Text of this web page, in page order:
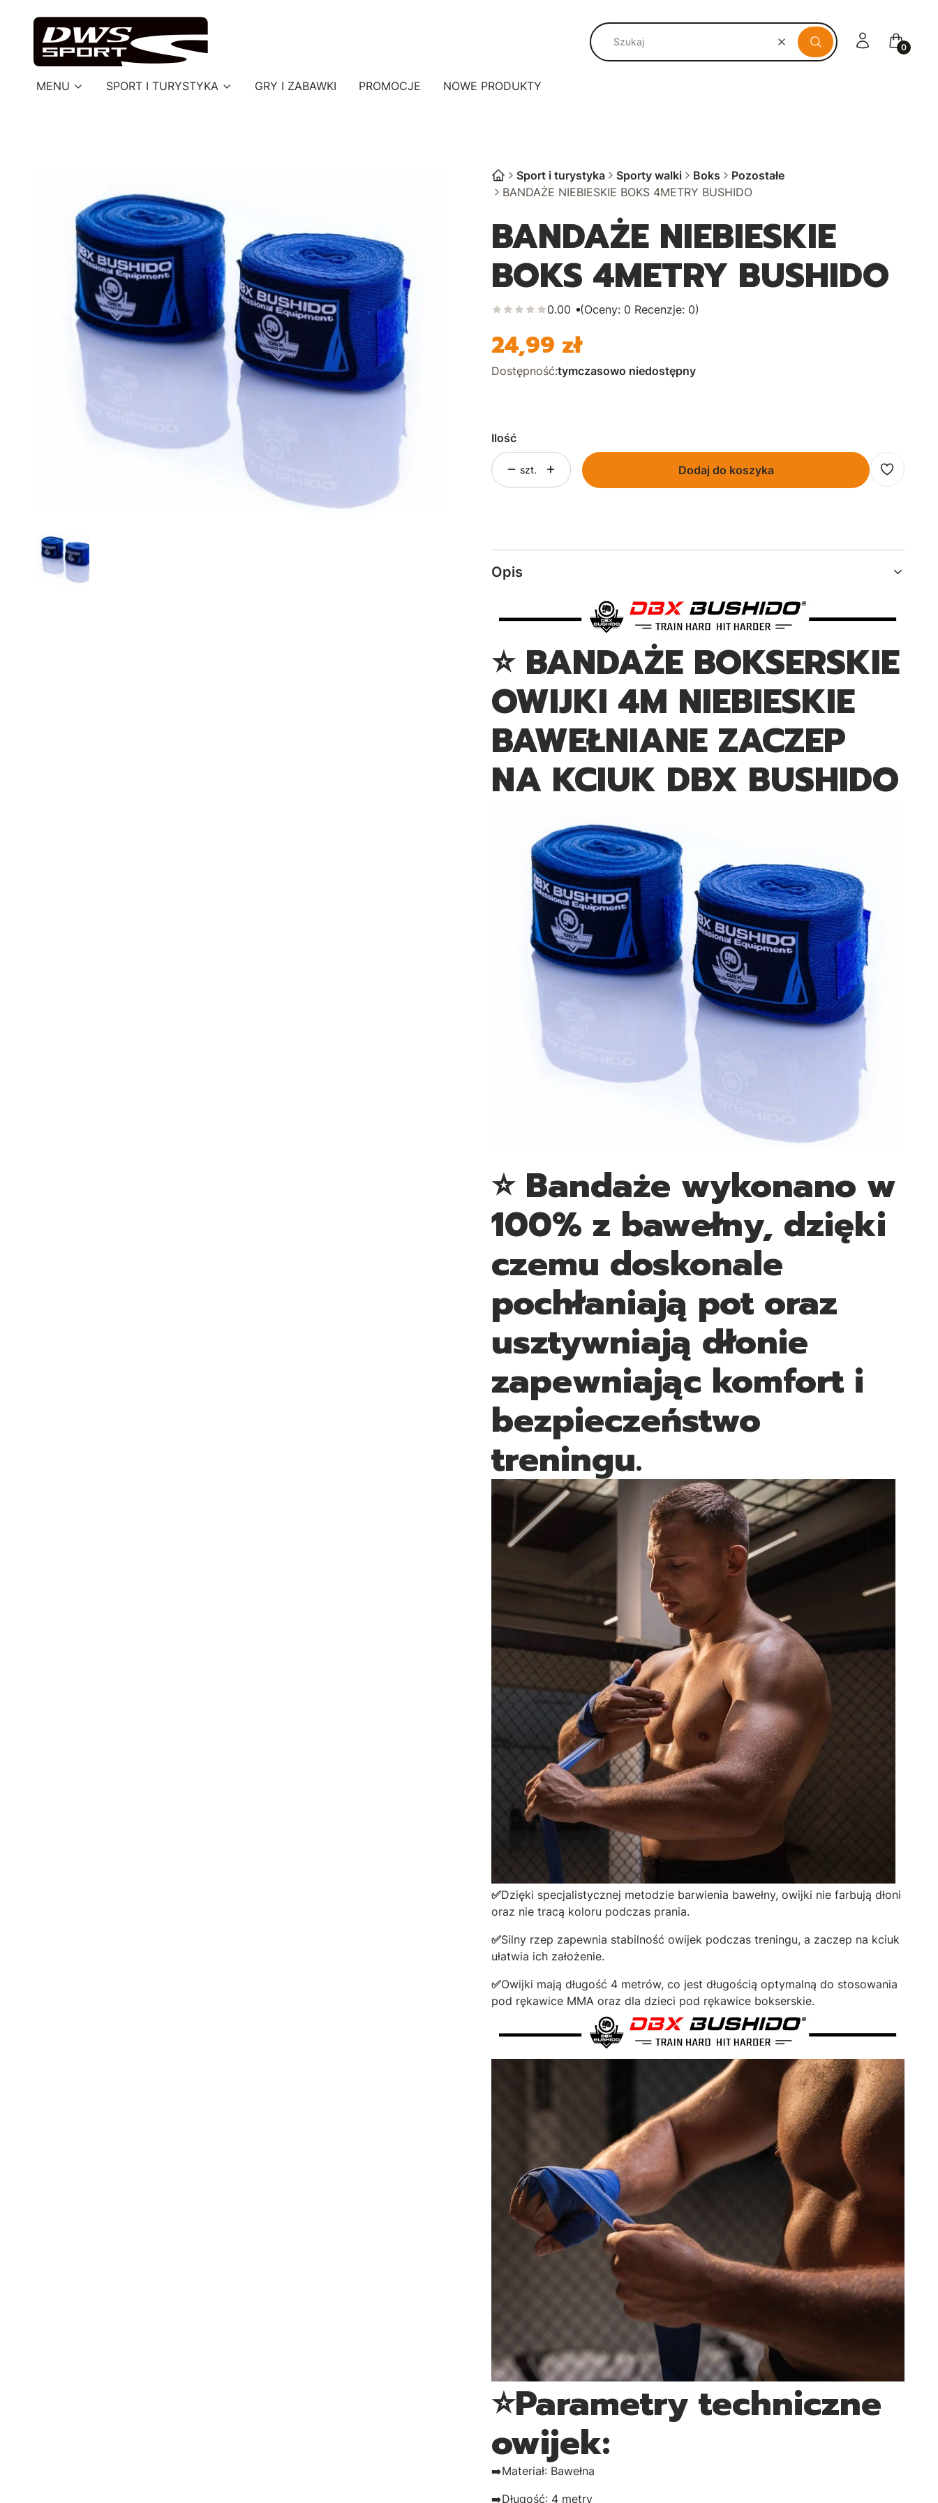
WyczyśćSzukaj
Zaloguj sięKoszyk
MENU SPORT I TURYSTYKA GRY I ZABAWKI PROMOCJE NOWE PRODUKTY
Sport i turystyka Sporty walki Boks
Pozostałe
BANDAŻE NIEBIESKIE BOKS 4METRY BUSHIDO
BANDAŻE NIEBIESKIE
BOKS 4METRY BUSHIDO
0.00 (Oceny: 0 Recenzje: 0)
Cena
24,99 zł
Dostępność:tymczasowo niedostępny
Ilość
szt. Dodaj do koszyka
Opis
⭐ BANDAŻE BOKSERSKIE
OWIJKI 4M NIEBIESKIE
BAWEŁNIANE ZACZEP
NA KCIUK DBX BUSHIDO
⭐ Bandaże wykonano w
100% z bawełny, dzięki
czemu doskonale
pochłaniają pot oraz
usztywniają dłonie
zapewniając komfort i
bezpieczeństwo
treningu.
✅Dzięki specjalistycznej metodzie barwienia bawełny, owijki nie farbują dłoni
oraz nie tracą koloru podczas prania.
✅Silny rzep zapewnia stabilność owijek podczas treningu, a zaczep na kciuk
ułatwia ich założenie.
✅Owijki mają długość 4 metrów, co jest długością optymalną do stosowania
pod rękawice MMA oraz dla dzieci pod rękawice bokserskie.
⭐Parametry techniczne
owijek:
➡️Materiał: Bawełna
➡️Długość: 4 metry